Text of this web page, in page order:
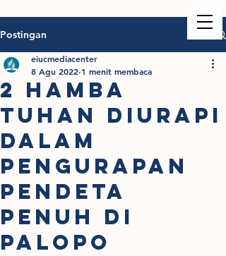
Postingan
2 HAMBA
TUHAN DIURAPI
DALAM
PENGURAPAN
PENDETA
PENUH di
PALOPO
eiucmediacenter
8 Agu 2022 1 menit membaca